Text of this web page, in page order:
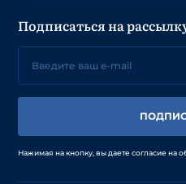
Подписаться на
Нажимая на кнопку, вы даете согласие на